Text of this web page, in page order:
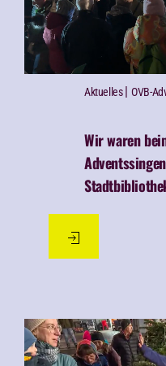
Wir lauschen
blauen